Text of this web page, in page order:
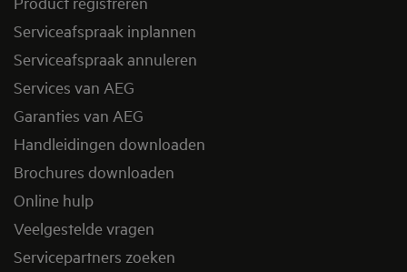
Serviceafspraak inplannen
Serviceafspraak annuleren
Services van AEG
Garanties van AEG
Handleidingen downloaden
Brochures downloaden
Online hulp
Veelgestelde vragen
Servicepartners zoeken